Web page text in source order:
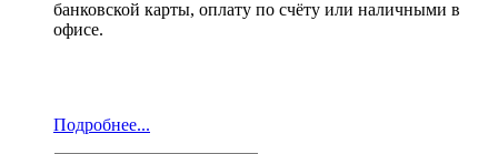
банковской карты, оплату по счёту или наличными в
офисе.
Подробнее...